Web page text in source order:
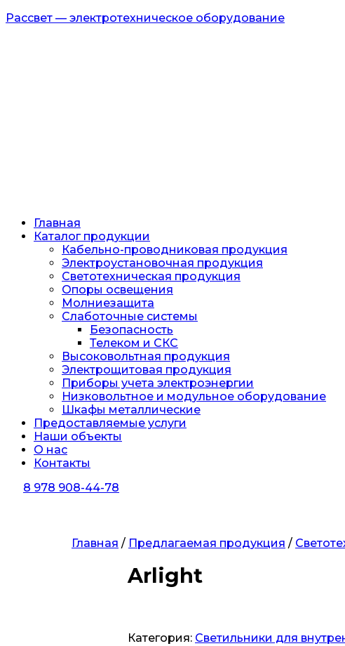
Рассвет — электротехническое оборудование
Главная
Каталог продукции
Кабельно-проводниковая продукция
Электроустановочная продукция
Светотехническая продукция
Опоры освещения
Молниезащита
Слаботочные системы
Безопасность
Телеком и СКС
Высоковольтная продукция
Электрощитовая продукция
Приборы учета электроэнергии
Низковольтное и модульное оборудование
Шкафы металлические
Предоставляемые услуги
Наши объекты
О нас
Контакты
8 978 908-44-78
Главная / Предлагаемая продукция /
Arlight
Категория: Светильники для